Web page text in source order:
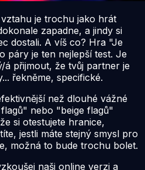
je trochu jako hrát
zapadne, a jindy si
dostali. A víš co? Hra "Je
páry je ten nejlepší test. Je
á přijmout, že tvůj partner je
řekněme, specifické.
než dlouhé vážné
nebo "beige flagů"
si otestujete hranice,
jestli máte stejný smysl pro
možná to bude trochu bolet.
naši online verzi a